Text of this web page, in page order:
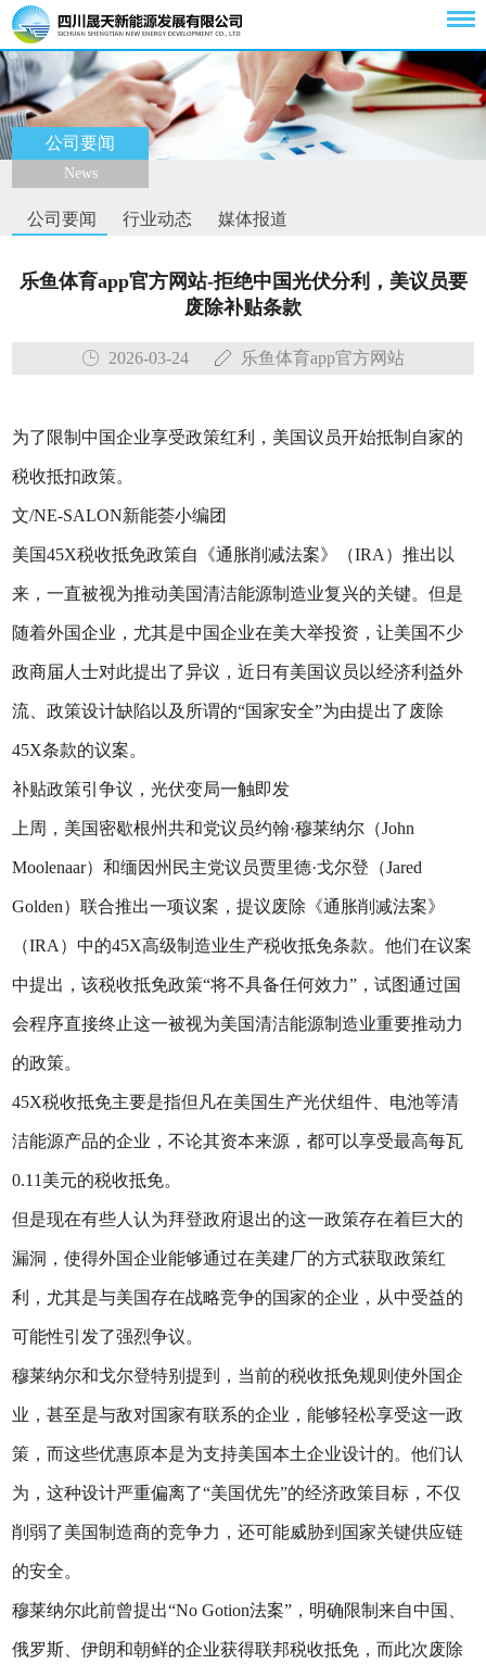
公司要闻
News
公司要闻 行业动态 媒体报道
乐鱼体育app官方网站-拒绝中国光伏分利，美议员要
废除补贴条款
2026-03-24 乐鱼体育app官方网站
为了限制中国企业享受政策红利，美国议员开始抵制自家的
税收抵扣政策。
文/NE-SALON新能荟小编团
美国45X税收抵免政策自《通胀削减法案》（IRA）推出以
来，一直被视为推动美国清洁能源制造业复兴的关键。但是
随着外国企业，尤其是中国企业在美大举投资，让美国不少
政商届人士对此提出了异议，近日有美国议员以经济利益外
流、政策设计缺陷以及所谓的“国家安全”为由提出了废除
45X条款的议案。
补贴政策引争议，光伏变局一触即发
上周，美国密歇根州共和党议员约翰·穆莱纳尔（John
Moolenaar）和缅因州民主党议员贾里德·戈尔登（Jared
Golden）联合推出一项议案，提议废除《通胀削减法案》
（IRA）中的45X高级制造业生产税收抵免条款。他们在议案
中提出，该税收抵免政策“将不具备任何效力”，试图通过国
会程序直接终止这一被视为美国清洁能源制造业重要推动力
的政策。
45X税收抵免主要是指但凡在美国生产光伏组件、电池等清
洁能源产品的企业，不论其资本来源，都可以享受最高每瓦
0.11美元的税收抵免。
但是现在有些人认为拜登政府退出的这一政策存在着巨大的
漏洞，使得外国企业能够通过在美建厂的方式获取政策红
利，尤其是与美国存在战略竞争的国家的企业，从中受益的
可能性引发了强烈争议。
穆莱纳尔和戈尔登特别提到，当前的税收抵免规则使外国企
业，甚至是与敌对国家有联系的企业，能够轻松享受这一政
策，而这些优惠原本是为支持美国本土企业设计的。他们认
为，这种设计严重偏离了“美国优先”的经济政策目标，不仅
削弱了美国制造商的竞争力，还可能威胁到国家关键供应链
的安全。
穆莱纳尔此前曾提出“No Gotion法案”，明确限制来自中国、
俄罗斯、伊朗和朝鲜的企业获得联邦税收抵免，而此次废除